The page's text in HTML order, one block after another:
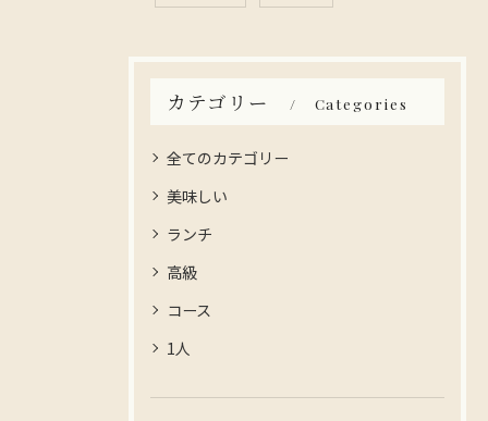
カテゴリー Categories
全てのカテゴリー
美味しい
ランチ
高級
コース
1人